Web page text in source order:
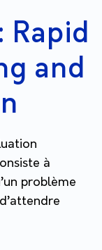
Rapid
and
à
problème